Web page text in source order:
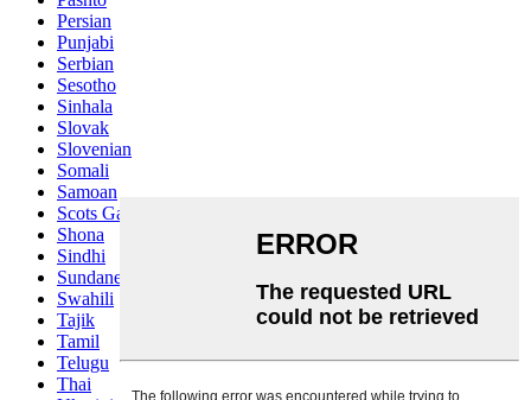
Persian
Punjabi
Serbian
Sesotho
Sinhala
Slovak
Slovenian
Somali
Samoan
Scots Gaelic
Shona
Sindhi
Sundanese
Swahili
Tajik
Tamil
Telugu
Thai